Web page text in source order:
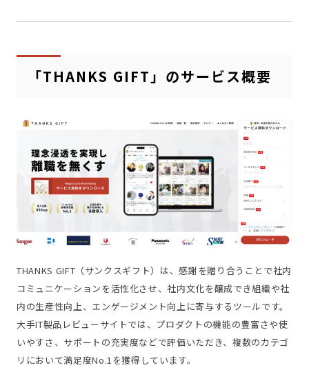
「THANKS GIFT」のサービス概要
THANKS GIFT（サンクスギフト）は、感謝を贈り合うことで社内
コミュニケーションを活性化させ、社内文化を醸成でき組織や社
内の生産性向上、エンゲージメント向上に寄与するツールです。
大手IT製品レビューサイトでは、プロダクトの機能の豊富さや使
いやすさ、サポートの充実度などで評価いただき、複数のカテゴ
リにおいて満足度No.1を獲得しています。